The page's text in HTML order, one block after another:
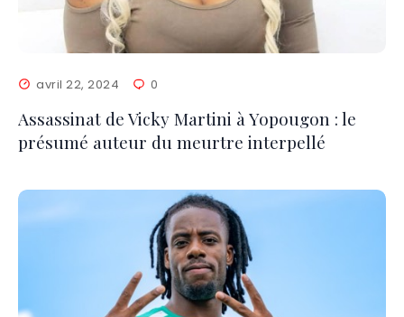
avril 22, 2024 0
Assassinat de Vicky Martini à Yopougon : le
présumé auteur du meurtre interpellé